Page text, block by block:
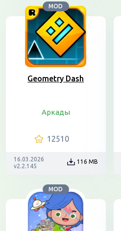
MOD
Geometry Dash
Аркады
12510
16.03.2026
v2.2.145
116 MB
MOD